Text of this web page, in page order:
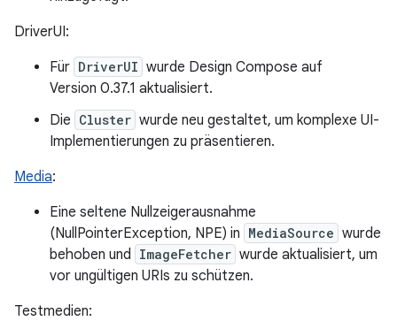
DriverUI:
Für DriverUI wurde Design Compose auf
Version 0.37.1 aktualisiert.
Die Cluster wurde neu gestaltet, um komplexe UI-
Implementierungen zu präsentieren.
Media:
Eine seltene Nullzeigerausnahme
(NullPointerException, NPE) in MediaSource wurde
behoben und ImageFetcher wurde aktualisiert, um
vor ungültigen URIs zu schützen.
Testmedien: